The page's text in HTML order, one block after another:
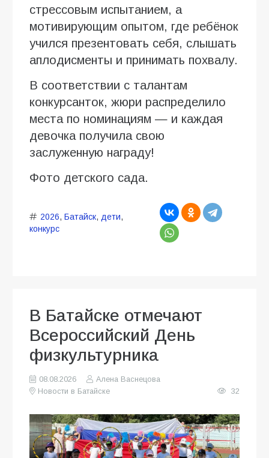
стрессовым испытанием, а
мотивирующим опытом, где ребёнок
учился презентовать себя, слышать
аплодисменты и принимать похвалу.
В соответствии с талантам
конкурсанток, жюри распределило
места по номинациям — и каждая
девочка получила свою
заслуженную награду!
Фото детского сада.
2026, Батайск, дети,
конкурс
В Батайске отмечают
Всероссийский День
физкультурника
08.08.2026
Алена Васнецова
Новости в Батайске
32